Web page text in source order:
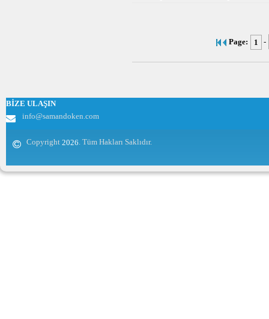
Page: 1 -
BİZE ULAŞIN
info@samandoken.com
Copyright 2026 . Tüm Hakları Saklıdır.